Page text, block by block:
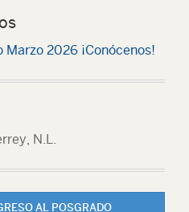
2026 ¡Conócenos!
N.L.
AL POSGRADO